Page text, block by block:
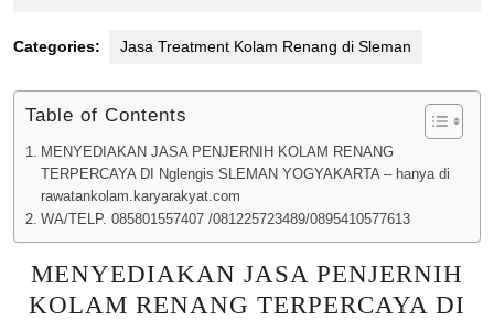
Categories: Jasa Treatment Kolam Renang di Sleman
Table of Contents
MENYEDIAKAN JASA PENJERNIH KOLAM RENANG
TERPERCAYA DI Nglengis SLEMAN YOGYAKARTA – hanya di
rawatankolam.karyarakyat.com
WA/TELP. 085801557407 /081225723489/0895410577613
MENYEDIAKAN JASA PENJERNIH
KOLAM RENANG TERPERCAYA DI